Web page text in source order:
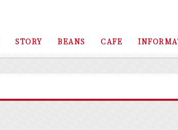
STORY BEANS CAFE